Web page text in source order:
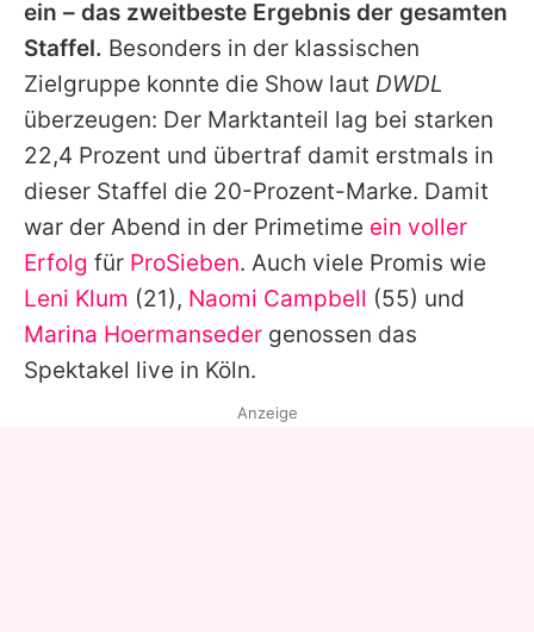
ein – das zweitbeste Ergebnis der gesamten
Staffel. Besonders in der klassischen
Zielgruppe konnte die Show laut DWDL
überzeugen: Der Marktanteil lag bei starken
22,4 Prozent und übertraf damit erstmals in
dieser Staffel die 20-Prozent-Marke. Damit
war der Abend in der Primetime ein voller
Erfolg für ProSieben. Auch viele Promis wie
Leni Klum (21), Naomi Campbell (55) und
Marina Hoermanseder genossen das
Spektakel live in Köln.
Anzeige